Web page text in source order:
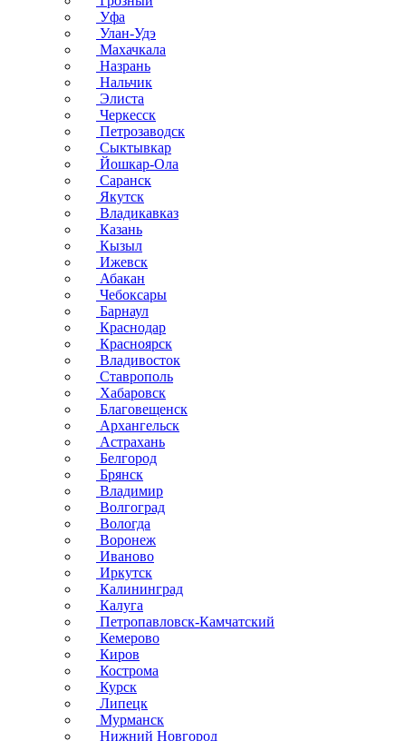
Уфа
Улан-Удэ
Махачкала
Назрань
Нальчик
Элиста
Черкесск
Петрозаводск
Сыктывкар
Йошкар-Ола
Саранск
Якутск
Владикавказ
Казань
Кызыл
Ижевск
Абакан
Чебоксары
Барнаул
Краснодар
Красноярск
Владивосток
Ставрополь
Хабаровск
Благовещенск
Архангельск
Астрахань
Белгород
Брянск
Владимир
Волгоград
Вологда
Воронеж
Иваново
Иркутск
Калининград
Калуга
Петропавловск-Камчатский
Кемерово
Киров
Кострома
Курск
Липецк
Мурманск
Нижний Новгород